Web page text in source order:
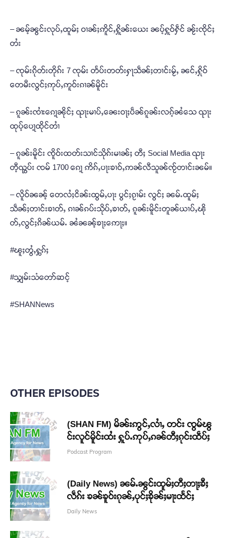
– ၼမ့်ၼွင်းလုပ်ႇထူမ်ႈ ဝၢၼ်ႈဢိူင်ႇႁိူၼ်းယေး ၼပ့်ႁူဝ်ႁဵင် ၼႂ်းၸိုင်ႈ
တႆး
– ၸုမ်းၵိုတ်းတိုၵ်း 7 ၸုမ်း တႅပ်းတတ်းႁႃသဵၼ်ႈတၢင်းမႂ်ႇ ၼင်ႇႁိုဝ်
တေမီးလွင်ႈဢုပ်ႇဢူဝ်းၵၢၼ်မိူင်း
– ၵူၼ်းၸၢႆးၵေႃ့ၼိုင်ႈ ၺႃးမၢပ်ႇၼေးဝႃႈပဵၼ်ၵူၼ်းလၵ့်ၼႆသေ ၺႃး
ထုပ့်ပေႃ့ထိုင်တၢႆ
– ၵူၼ်းမိူင်း ၸိူဝ်းထတ်းသၢင်သိုၵ်းမၢၼ်ႈ တီႈ Social Media ၺႃး
တီ့ၺွပ်း ၸမ် 1700 ၵေႃ့ ဢိၵ်ႇပႃးၶၢဝ်ႇဢၼ်လီသူၼ်ၸႂ်တၢင်းၼမ်။
– လိူဝ်ၼၼ့် တေလႆႈငိၼ်းထွမ်ႇပႃး ပွင်ႈၵႂၢမ်း လွင်ႈ ၼမ်ႉထူမ်ႈ
သဵၼ်ႈတၢင်းၶၢတ်ႇ ၵၢၼ်ၵပ်းသိုပ်ႇၶၢတ်ႇ ၵူၼ်းမိူင်းတူၼ်ယၢပ်ႇၽို
တ်ႇလွင်ႈၵိၼ်ယမ်ႉ ၼႆၼၼ့်ၶႃႈဢေႃႈ။
#ၽူႈတွႆႇႁွၵ်ႈ
#သျှမ်းသံတော်ဆင့်
#SHANNews
OTHER EPISODES
(SHAN FM) မိၼ်းဢွင်ႇလၢႆႇ တင်း ၸွမ်ၽွ
င်းလူင်မိူင်းထႆး ႁူပ်ႉဢုပ်ႇၵၼ်တီႈၵုင်းထဵပ်ႈ
Podcast Program
(Daily News) ၼမ်ႉၼွင်းထူမ်ႈတီႈတႃႈၶီႈ
လဵၵ်း ၶၼ်ၶူဝ်းၵုၼ်ႇပုင်ႈၶိုၼ်ႈမႃးထႅင်ႈ
Daily News